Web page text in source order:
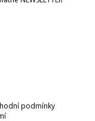
podmínky